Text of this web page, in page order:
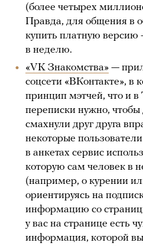
(более четырех
Правда, для общения в
купить платную версию
в неделю.
«VK Знакомства» —
соцсети «ВКонтакте», в
принцип мэтчей, что и
переписки нужно, чтобы
смахнули друг друга
некоторые пользователи
в анкетах сервис
которую сам человек в
(например, о курении
ориентируясь на
информацию со
у вас на странице есть
информация, которой